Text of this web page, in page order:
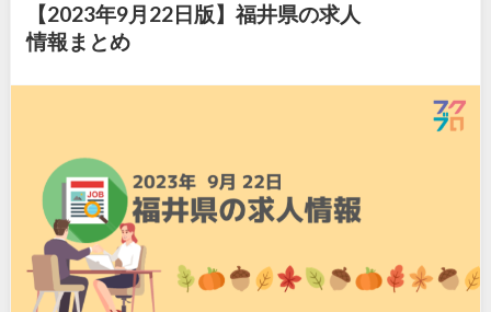
【2023年9月22日版】福井県の求人
情報まとめ